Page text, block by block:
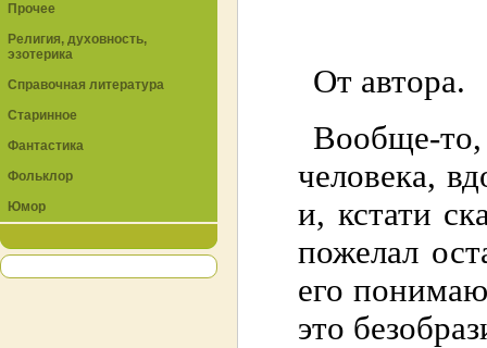
От автора.
Вообще-
человека,
и, кстати
пожелал
его
это
Прочее
Религия, духовность,
эзотерика
Справочная литература
Старинное
Фантастика
Фольклор
Юмор